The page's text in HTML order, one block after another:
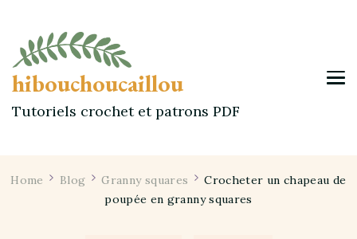
hibouchoucaillou
Tutoriels crochet et patrons PDF
Home Blog Granny squares
Crocheter un chapeau de
poupée en granny squares